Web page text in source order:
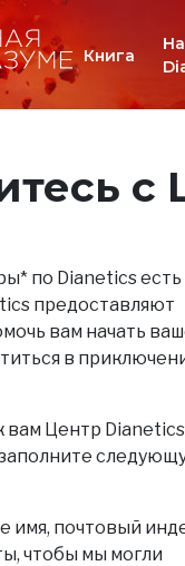
Книга
с
по Dianetics есть
предоставляют
вам начать
в
Центр Dianetics
имя, почтовый
чтобы мы могли